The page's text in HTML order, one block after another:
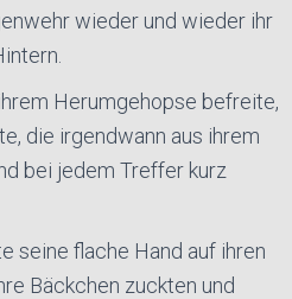
wieder und wieder ihr
Herumgehopse befreite,
die irgendwann aus ihrem
bei jedem Treffer kurz
seine flache Hand auf ihren
Bäckchen zuckten und